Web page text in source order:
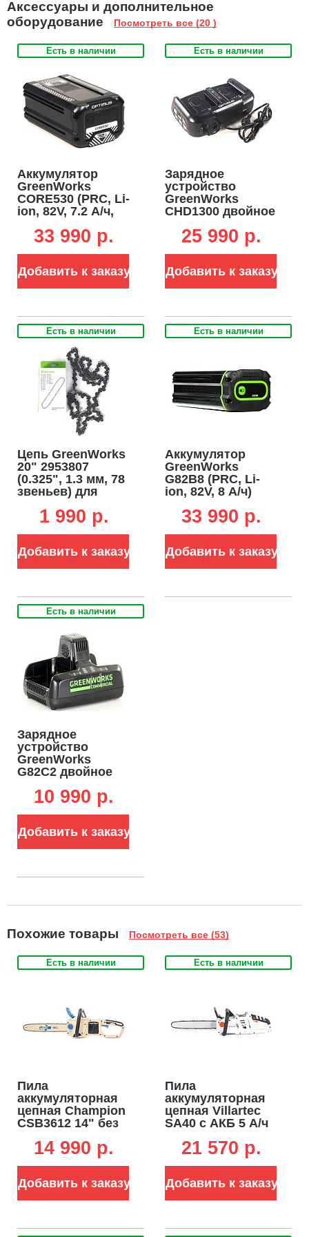
Аксессуары и дополнительное
оборудование
Посмотреть все (20 )
Есть в наличии
Аккумулятор
GreenWorks
CORE530 (PRC, Li-
ion, 82V, 7.2 А/ч,
элементы)
33 990 p.
Добавить к заказу
Есть в наличии
Зарядное
устройство
GreenWorks
CHD1300 двойное
зарядки для
аккумуляторов
25 990 p.
Добавить к заказу
Есть в наличии
Цепь GreenWorks
20" 2953807
(0.325", 1.3 мм, 78
звеньев) для
1 990 p.
Добавить к заказу
Есть в наличии
Аккумулятор
GreenWorks
G82B8 (PRC, Li-
ion, 82V, 8 А/ч)
33 990 p.
Добавить к заказу
Есть в наличии
Зарядное
устройство
GreenWorks
G82C2 двойное
для
аккумуляторов
10 990 p.
Добавить к заказу
Похожие товары Посмотреть все (53)
Есть в наличии
Пила
аккумуляторная
цепная Champion
CSB3612 14" без
36В, , 3.9 кг)
14 990 p.
Добавить к заказу
Есть в наличии
Пила
аккумуляторная
цепная Villartec
SA40 с АКБ 5 А/ч
40В, шина 16" / 40
см, 3/8", 1.1 мм,
21 570 p.
Добавить к заказу